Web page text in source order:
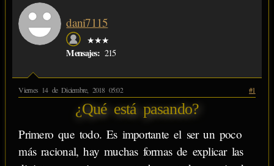
dani7115
★★★
Mensajes: 215
Viernes 14 de Diciembre, 2018 05:02 #1
¿Qué está pasando?
Primero que todo. Es importante el ser un poco
más racional, hay muchas formas de explicar las